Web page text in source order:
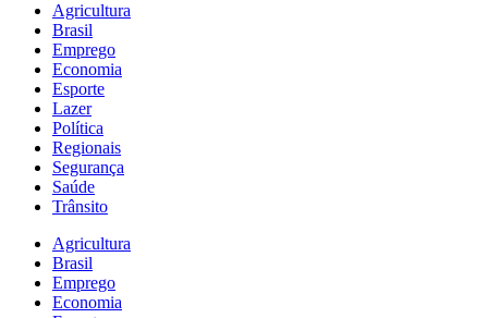
Agricultura
Brasil
Emprego
Economia
Esporte
Lazer
Política
Regionais
Segurança
Saúde
Trânsito
Agricultura
Brasil
Emprego
Economia